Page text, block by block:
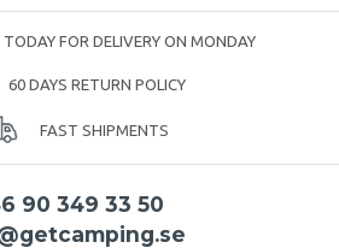
TODAY FOR DELIVERY ON MONDAY
60 DAYS RETURN POLICY
FAST SHIPMENTS
90 349 33 50